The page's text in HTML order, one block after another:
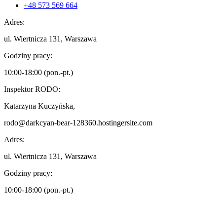
+48 573 569 664
Adres:
ul. Wiertnicza 131, Warszawa
Godziny pracy:
10:00-18:00 (pon.-pt.)
Inspektor RODO:
Katarzyna Kuczyńska,
rodo@darkcyan-bear-128360.hostingersite.com
Adres:
ul. Wiertnicza 131, Warszawa
Godziny pracy:
10:00-18:00 (pon.-pt.)